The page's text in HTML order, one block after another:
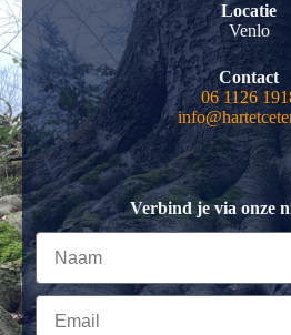
Locatie
Venlo
Contact
06 1126
Verbind je via onze